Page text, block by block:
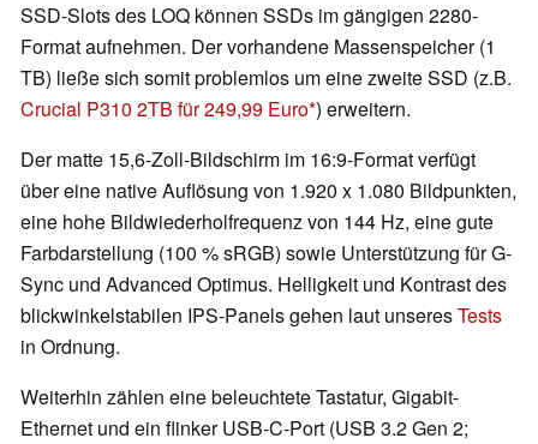
SSD-Slots des LOQ können SSDs im gängigen 2280-
Format aufnehmen. Der vorhandene Massenspeicher (1
TB) ließe sich somit problemlos um eine zweite SSD (z.B.
Crucial P310 2TB für 249,99 Euro ) erweitern.
Der matte 15,6-Zoll-Bildschirm im 16:9-Format verfügt
über eine native Auflösung von 1.920 x 1.080 Bildpunkten,
eine hohe Bildwiederholfrequenz von 144 Hz, eine gute
Farbdarstellung (100 % sRGB) sowie Unterstützung für G-
Sync und Advanced Optimus. Helligkeit und Kontrast des
blickwinkelstabilen IPS-Panels gehen laut unseresTests
in Ordnung.
Weiterhin zählen eine beleuchtete Tastatur, Gigabit-
Ethernet und ein flinker USB-C-Port (USB 3.2 Gen 2;